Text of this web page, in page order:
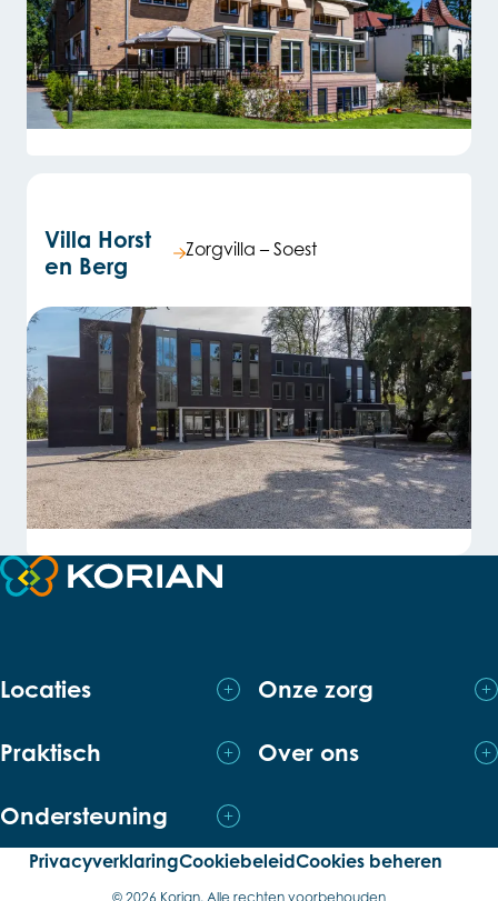
Villa Horst
en Berg
Zorgvilla – Soest
Terug naar de startpagina
Locaties Onze zorg
Praktisch Over ons
Ondersteuning
PrivacyverklaringCookiebeleidCookies beheren
© 2026 Korian. Alle rechten voorbehouden